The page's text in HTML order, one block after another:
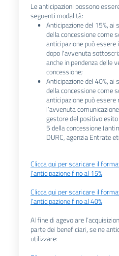
Le anticipazioni possono
seguenti modalità:
Anticipazione del 15%, ai
della concessione come
anticipazione può
dopo l'avvenuta
anche in pendenza delle
concessione;
Anticipazione del 40%, ai
della concessione come
anticipazione può
l’avvenuta
gestore del positivo
5 della concessione
DURC, agenzia Entrate
Clicca qui per scaricare il
l’anticipazione fino al 15%
Clicca qui per scaricare il
l’anticipazione fino al 40%
Al fine di agevolare
parte dei beneficiari, se ne
utilizzare: